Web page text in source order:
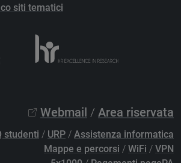
siti tematici
Webmail / Area riservata
studenti / URP / Assistenza informatica
Mappe e percorsi / WiFi / VPN